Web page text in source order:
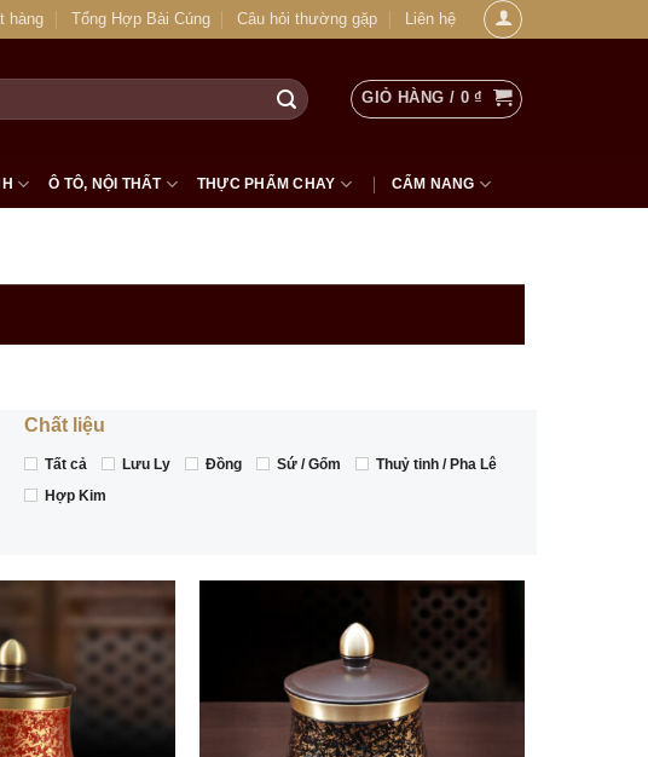
hàng Tổng Hợp Bài Cúng Câu hỏi thường gặp Liên hệ
GIỎ HÀNG / 0₫
Ô TÔ, NỘI THẤT THỰC PHẨM CHAY CẨM NANG
Chất liệu
Tất cả Lưu Ly Đồng Sứ / Gốm
Thuỷ tinh / Pha Lê
Hợp Kim